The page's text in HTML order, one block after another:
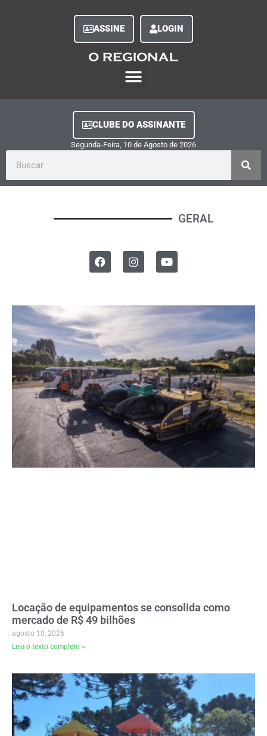
ASSINE LOGIN
CLUBE DO ASSINANTE
Segunda-Feira, 10 de Agosto de 2026
GERAL
Locação de equipamentos se consolida como
mercado de R$ 49 bilhões
agosto 10, 2026
Leia o texto completo »